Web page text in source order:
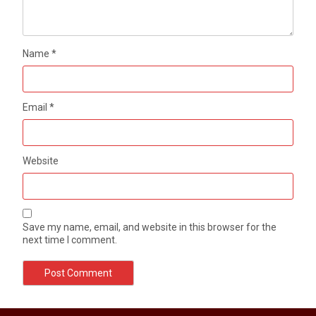
Name*
Email*
Website
Save my name, email, and website in this browser for the
next time I comment.